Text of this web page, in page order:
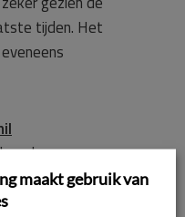
tijden. Het
overwogen.
te beantwoorden
maakt gebruik van